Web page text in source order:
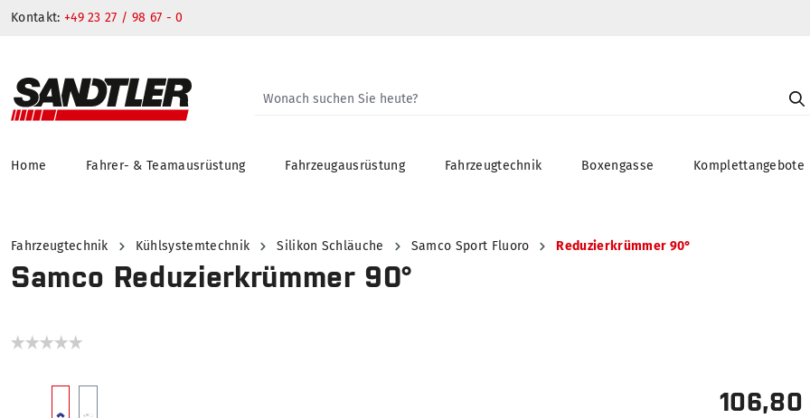
Kontakt: +49 23 27 / 98 67 - 0
Home Fahrer- & Teamausrüstung Fahrzeugausrüstung Fahrzeugtechnik Boxengasse Komplettangebote
Fahrzeugtechnik Kühlsystemtechnik Silikon Schläuche Samco Sport Fluoro Reduzierkrümmer 90°
Samco Reduzierkrümmer 90°